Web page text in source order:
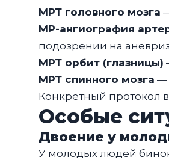
МРТ головного мозга
МР-ангиография
подозрении на
МРТ орбит (глазницы)
МРТ спинного мозга —
Конкретный протокол
Особые
Двоение у
У молодых людей